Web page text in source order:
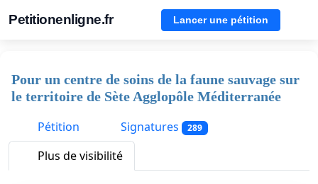
Petitionenligne.fr Lancer une pétition
Pour un centre de soins de la faune sauvage sur
le territoire de Sète Agglopôle Méditerranée
Pétition
Signatures 289
Plus de visibilité